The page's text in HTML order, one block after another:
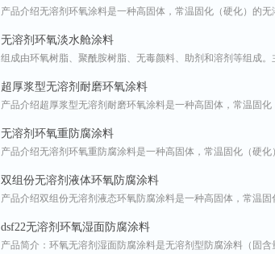
产品介绍无溶剂环氧涂料是一种高固体，常温固化（硬化）的
无溶剂环氧淡水舱涂料
组成由环氧树脂、聚酰胺树脂、无毒颜料、助剂和溶剂等组成
超厚浆型无溶剂耐磨环氧涂料
产品介绍超厚浆型无溶剂耐磨环氧涂料是一种高固体，常温固
无溶剂环氧重防腐涂料
产品介绍无溶剂环氧重防腐涂料是一种高固体，常温固化（硬
双组份无溶剂液体环氧防腐涂料
产品介绍双组份无溶剂液态环氧防腐涂料是一种高固体，常温
dsf22无溶剂环氧湿面防腐涂料
产品简介：环氧无溶剂湿面防腐涂料是无溶剂型防腐涂料（固